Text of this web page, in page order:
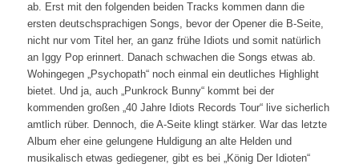
ab. Erst mit den folgenden beiden Tracks kommen dann die
ersten deutschsprachigen Songs, bevor der Opener die B-Seite,
nicht nur vom Titel her, an ganz frühe Idiots und somit natürlich
an Iggy Pop erinnert. Danach schwachen die Songs etwas ab.
Wohingegen „Psychopath“ noch einmal ein deutliches Highlight
bietet. Und ja, auch „Punkrock Bunny“ kommt bei der
kommenden großen „40 Jahre Idiots Records Tour“ live sicherlich
amtlich rüber. Dennoch, die A-Seite klingt stärker. War das letzte
Album eher eine gelungene Huldigung an alte Helden und
musikalisch etwas gediegener, gibt es bei „König Der Idioten“